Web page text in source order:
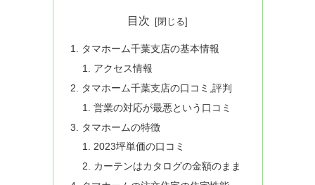
目次
タマホーム千葉支店の基本情報
アクセス情報
タマホーム千葉支店の口コミ,評判
営業の対応が最悪という口コミ
タマホームの特徴
2023坪単価の口コミ
カーテンはカタログの金額のまま